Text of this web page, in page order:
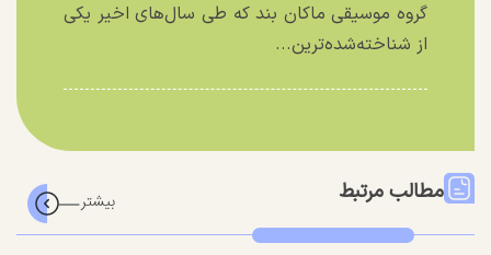
گروه موسیقی ماکان بند که طی سال‌های اخیر یکی
از شناخته‌شده‌ترین...
مطالب مرتبط